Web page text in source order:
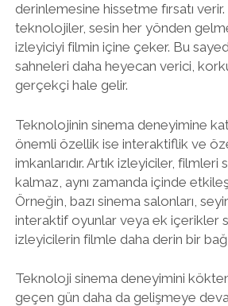
derinlemesine hissetme fırsatı
teknolojiler, sesin her yönden
izleyiciyi filmin içine çeker. Bu
sahneleri daha heyecan verici,
gerçekçi hale gelir.
Teknolojinin sinema deneyimine
önemli özellik ise interaktiflik ve
imkanlarıdır. Artık izleyiciler,
kalmaz, aynı zamanda içinde
Örneğin, bazı sinema salonları,
interaktif oyunlar veya ek içerikler
izleyicilerin filmle daha derin bir bağ
Teknoloji sinema deneyimini
geçen gün daha da gelişmeye